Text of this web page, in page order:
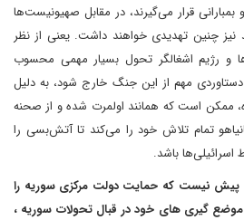
قرار می‌گیرند، در مقابل صهیونیست‌ها
چنین تهدیدی خواهند داشت. یعنی از نظر
و رژیم اشغالگر تحول بسیار مهمی محسوب
دستاوردی مهم از این جنگ خارج شود، به دلیل
ممکن است که همانند اولمرت شده و از صحنه
تمام تلاش خود را می‌کند تا آتش‌بسی را
اسرائیلی‌ها باشد.
چهار سال پیش نیست که حمایت دولت مرکزی سوریه را
گیری های خود در قبال تحولات سوریه ،